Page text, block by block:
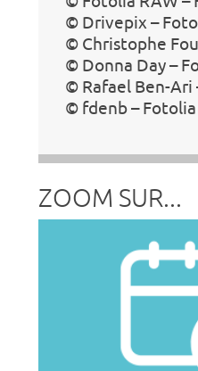
© Drivepix –
© Christophe
© Donna Day –
© Rafael Ben-Ari
© fdenb – Fotolia
ZOOM SUR...